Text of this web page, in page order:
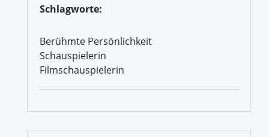
Schlagworte:
Berühmte Persönlichkeit
Schauspielerin
Filmschauspielerin